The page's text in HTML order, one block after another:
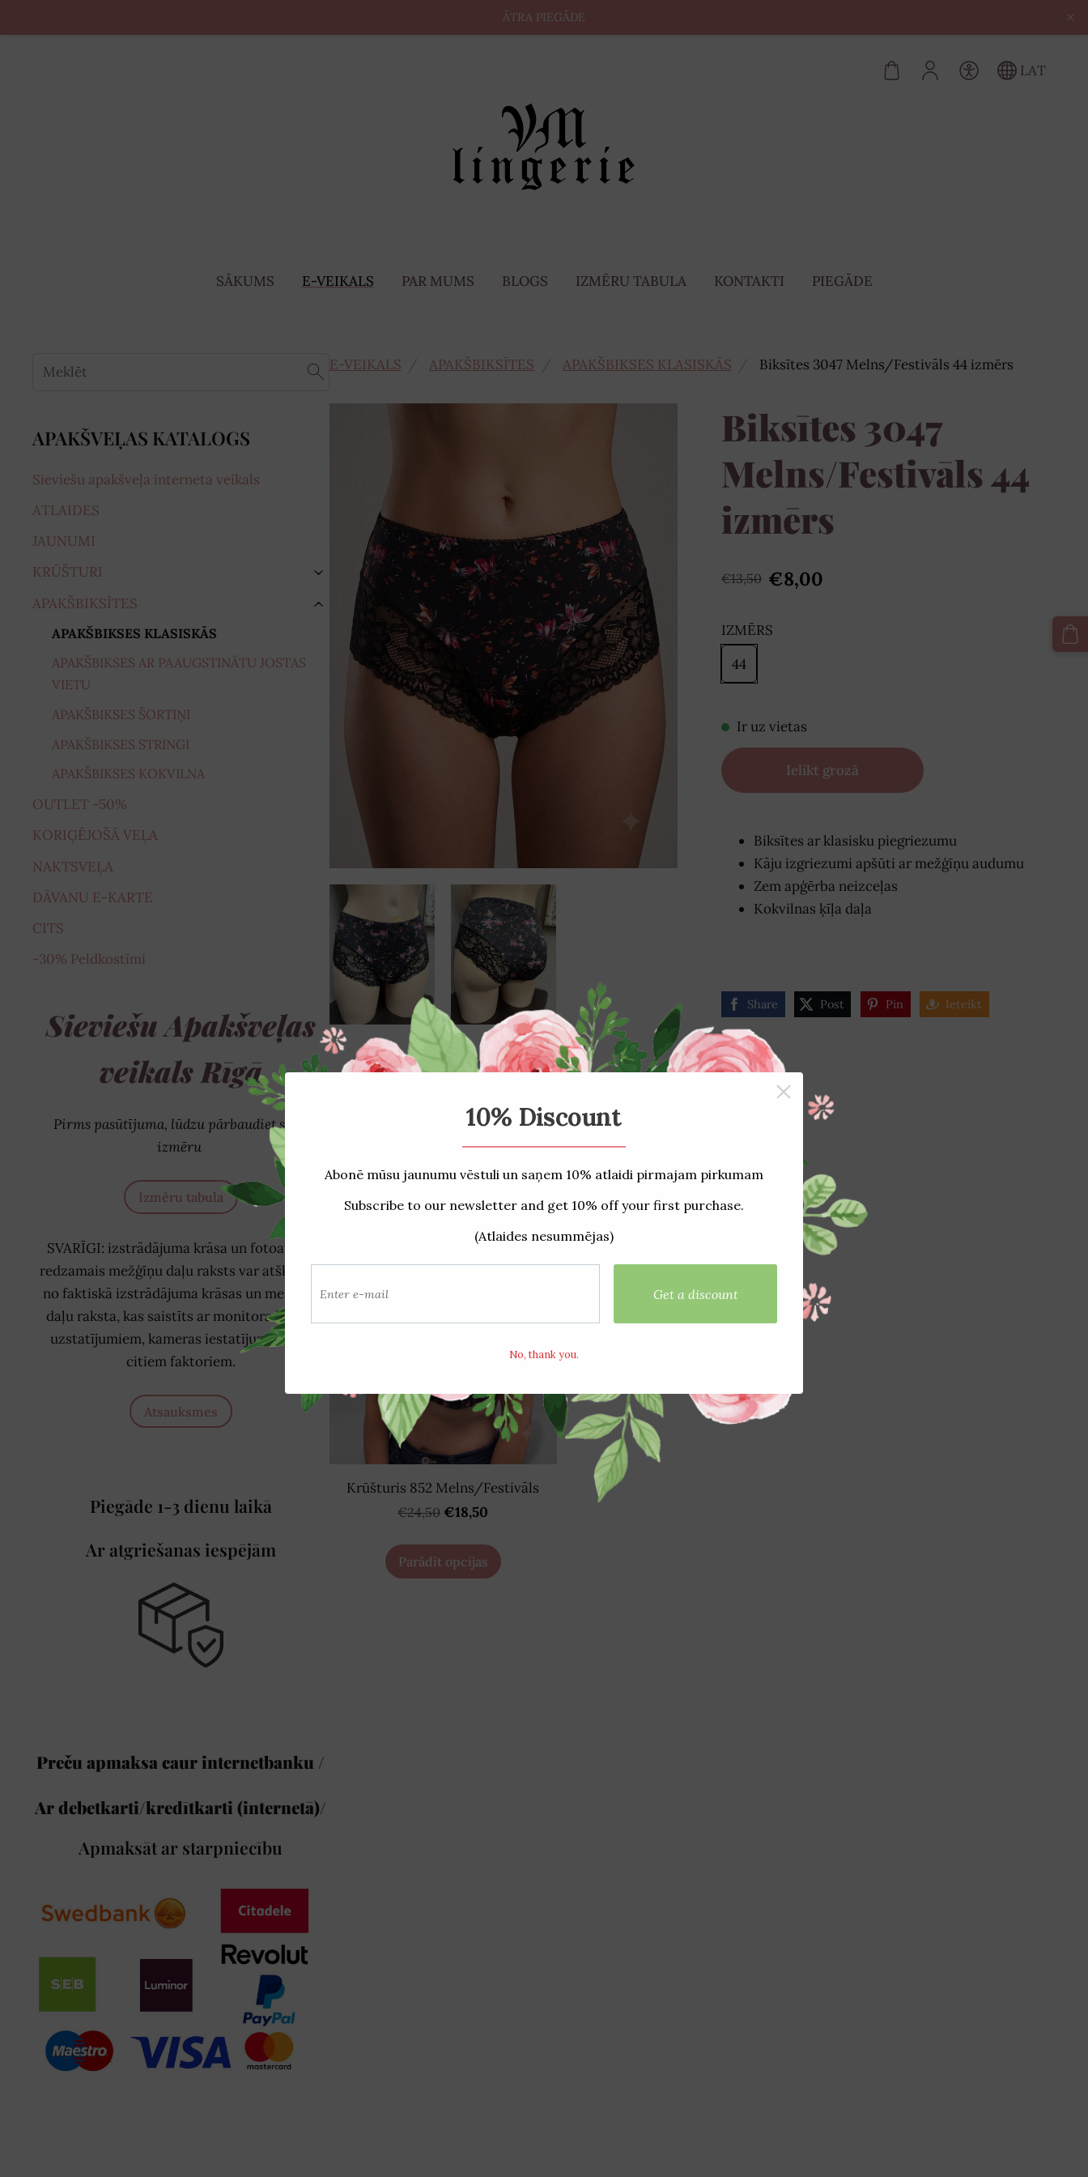
ĀTRA PIEGĀDE ×
SĀKUMS E-VEIKALS PAR MUMS BLOGS IZMĒRU TABULA KONTAKTI PIEGĀDE
LAT
APAKŠVEĻAS KATALOGS
Sieviešu apakšveļa interneta veikals
ATLAIDES
JAUNUMI
KRŪŠTURI
›
APAKŠBIKSĪTES
APAKŠBIKSES KLASISKĀS
APAKŠBIKSES AR PAAUGSTINĀTU JOSTAS
VIETU
APAKŠBIKSES ŠORTIŅI
APAKŠBIKSES STRINGI
APAKŠBIKSES KOKVILNA
›
OUTLET -50%
KORIĢĒJOŠĀ VEĻA
NAKTSVEĻA
DĀVANU E-KARTE
CITS
-30% Peldkostīmi
Sieviešu Apakšveļas
veikals Rīgā
Pirms pasūtījuma, lūdzu pārbaudiet savu
izmēru
Izmēru tabula
SVARĪGI: izstrādājuma krāsa un fotoattēlā
redzamais mežģīņu daļu raksts var atšķirties
no faktiskā izstrādājuma krāsas un mežģīņu
daļu raksta, kas saistīts ar monitora krāsas
uzstatījumiem, kameras iestatījumiem un
citiem faktoriem.
Atsauksmes
Piegāde 1-3 dienu laikā
Ar atgriešanas iespējām
Preču apmaksa caur internetbanku /
Ar debetkarti/kredītkarti (internetā)/
Apmaksāt ar starpniecību
E-VEIKALS APAKŠBIKSĪTES APAKŠBIKSES KLASISKĀS Biksītes 3047 Melns/Festivāls 44 izmērs
Biksītes 3047
Melns/Festivāls 44
izmērs
€13,50 €8,00
IZMĒRS
44
Ir uz vietas
Ielikt grozā
Biksītes ar klasisku piegriezumu
Kāju izgriezumi apšūti ar mežģīņu audumu
Zem apģērba neizceļas
Kokvilnas ķīļa daļa
Share Post Pin Ieteikt
Saistītie produkti
Krūšturis 852 Melns/Festivāls
€24,50 €18,50
Parādīt opcijas